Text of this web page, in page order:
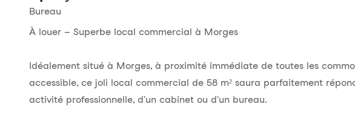
Bureau
À louer – Superbe local commercial à Morges
Idéalement situé à Morges, à proximité immédiate de toutes les
accessible, ce joli local commercial de 58 m² saura parfaitement
activité professionnelle, d'un cabinet ou d'un bureau.